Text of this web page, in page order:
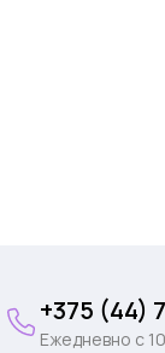
+375 (44)
Ежедневно c